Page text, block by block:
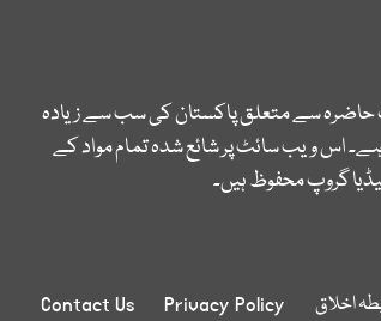
حاضرہ سے متعلق پاکستان کی سب سے زیادہ
اس ویب سائٹ پر شائع شدہ تمام مواد کے
گروپ محفوظ ہیں۔
اخلاق Privacy Policy
Contact Us